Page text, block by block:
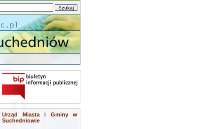
Urząd Miasta i Gminy w
Suchedniowie